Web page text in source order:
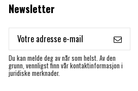
Newsletter
Du kan melde deg av når som helst. Av den
grunn, vennligst finn vår kontaktinformasjon i
juridiske merknader.